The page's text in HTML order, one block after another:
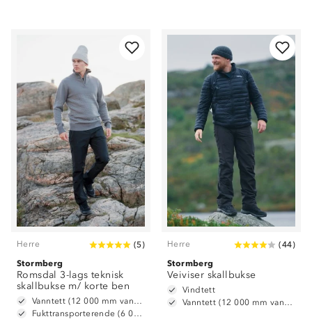
Herre (5)
Stormberg
Romsdal 3-lags teknisk
skallbukse m/ korte ben
Vanntett (12 000 mm vannsøyle)
Fukttransporterende (6 000 g/ m2/ 24t)
Herre (44)
Stormberg
Veiviser skallbukse
Vindtett
Vanntett (12 000 mm vannsøyle)